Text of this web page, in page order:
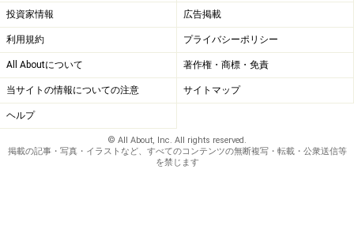
投資家情報 広告掲載
利用規約 プライバシーポリシー
All Aboutについて 著作権・商標・免責
当サイトの情報についての注意 サイトマップ
ヘルプ
© All About, Inc. All rights reserved.
掲載の記事・写真・イラストなど、すべてのコンテンツの無断複写・転載・公衆送信等
を禁じます